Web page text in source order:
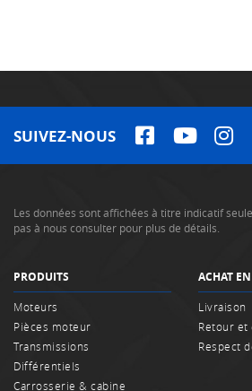
SUIVEZ-NOUS
Les données sont affichées à titre indicatif
pas à nous consulter pour plus de détails.
PRODUITS
Moteurs
Pièces moteur
Transmissions
Différentiels
Carrosserie & cabine
ACHAT
Livraison
Retour et
Respect